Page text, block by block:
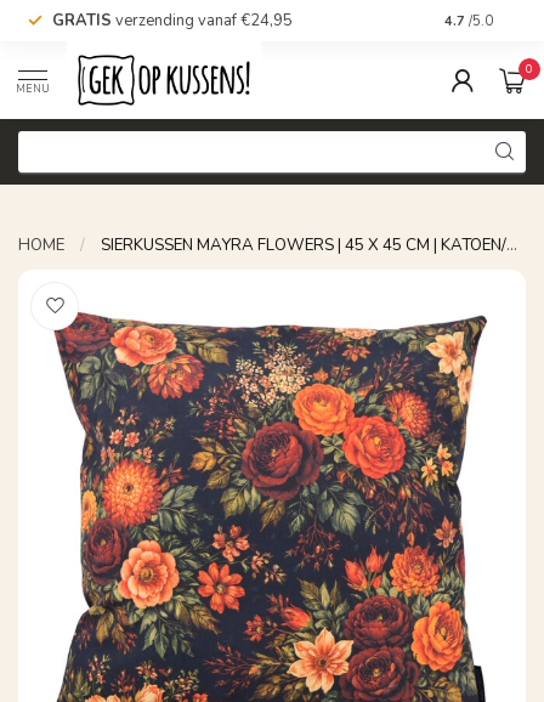
GRATIS verzending vanaf €24,95 Voor 16.00
4.7 /5.0
MENU
0
HOME / SIERKUSSEN MAYRA FLOWERS | 45 X 45 CM | KATOEN/POLYESTER